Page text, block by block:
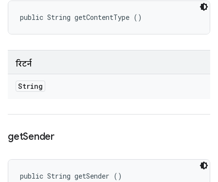
public String getContentType ()
रिटर्न
String
getSender
public String getSender ()